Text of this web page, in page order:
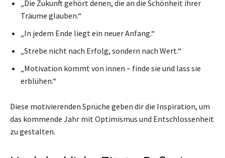
„Die Zukunft gehört denen, die an die Schönheit ihrer
Träume glauben.“
„In jedem Ende liegt ein neuer Anfang.“
„Strebe nicht nach Erfolg, sondern nach Wert.“
„Motivation kommt von innen – finde sie und lass sie
erblühen.“
Diese motivierenden Sprüche geben dir die Inspiration, um
das kommende Jahr mit Optimismus und Entschlossenheit
zu gestalten.